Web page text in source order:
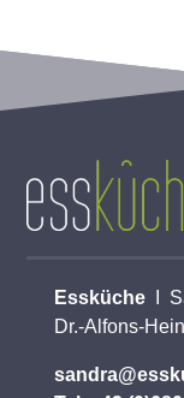
Essküche
I
Dr.-Alfons-